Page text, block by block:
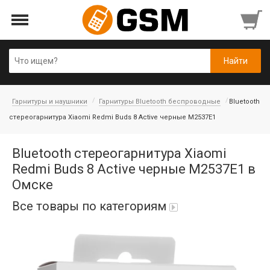
Гарнитуры и наушники Гарнитуры Bluetooth беспроводные
Bluetooth
стереогарнитура Xiaomi Redmi Buds 8 Active черные M2537E1
Bluetooth стереогарнитура Xiaomi
Redmi Buds 8 Active черные M2537E1 в
Омске
Все товары по категориям
iPad Air 10,9'' 2022/11'' A16 2025
Аккумуляторы